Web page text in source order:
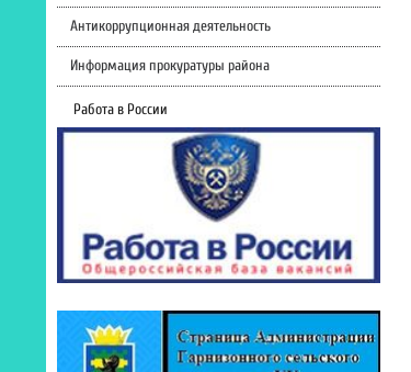
Антикоррупционная деятельность
Информация прокуратуры района
Работа в России